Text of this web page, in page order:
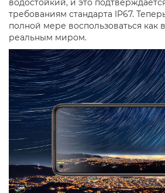
водостойкий, и это
требованиям стандарта IP67.
полной мере воспользоваться как
реальным миром.